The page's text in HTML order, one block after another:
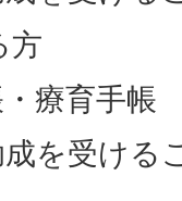
方
療育手帳
を受ける